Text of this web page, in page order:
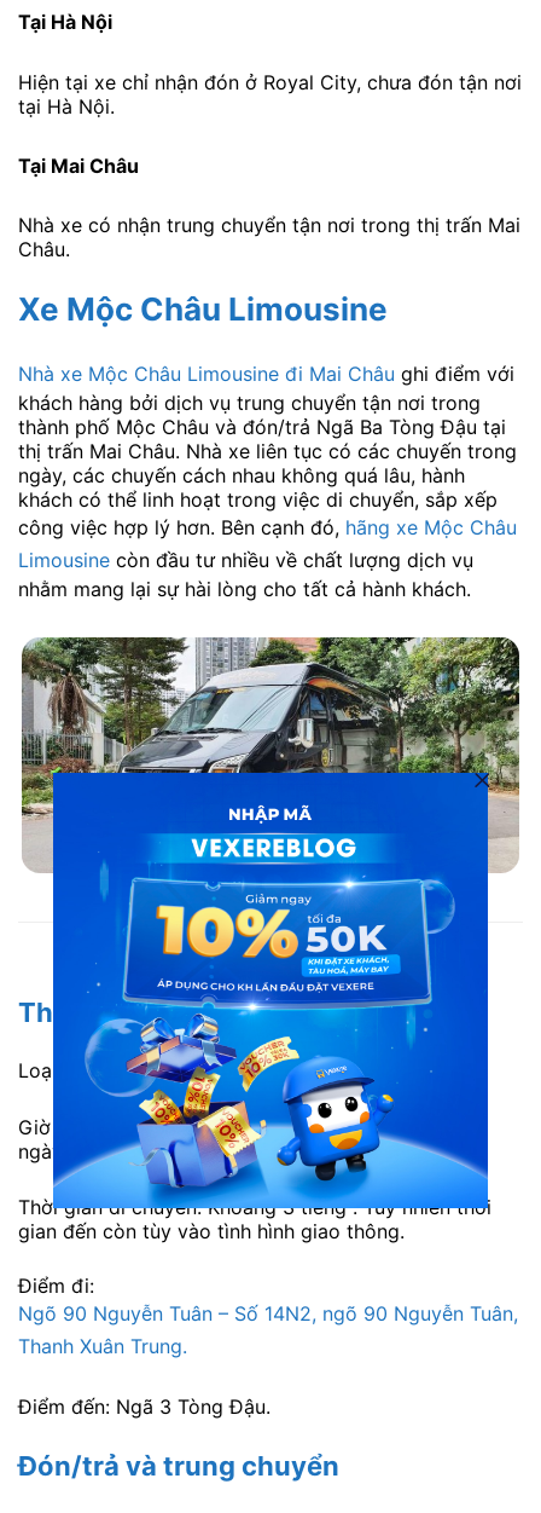
Tại Hà Nội
Hiện tại xe chỉ nhận đón ở Royal City, chưa đón tận nơi
tại Hà Nội.
Tại Mai Châu
Nhà xe có nhận trung chuyển tận nơi trong thị trấn Mai
Châu.
Xe Mộc Châu Limousine
Nhà xe Mộc Châu Limousine đi Mai Châu ghi điểm với
khách hàng bởi dịch vụ trung chuyển tận nơi trong
thành phố Mộc Châu và đón/trả Ngã Ba Tòng Đậu tại
thị trấn Mai Châu. Nhà xe liên tục có các chuyến trong
ngày, các chuyến cách nhau không quá lâu, hành
khách có thể linh hoạt trong việc di chuyển, sắp xếp
công việc hợp lý hơn. Bên cạnh đó, hãng xe Mộc Châu
Limousine còn đầu tư nhiều về chất lượng dịch vụ
nhằm mang lại sự hài lòng cho tất cả hành khách.
Xe Mộc Châu Limousine đi Mai Châu từ Hà Nội
Thông tin chi tiết
Loại xe: Limousine 9 chỗ.
Giờ xuất phát: 7h00, 9h00, 13h30 và 15h30 hàng
ngày.
Thời gian di chuyển: Khoảng 3 tiếng . Tuy nhiên thời
gian đến còn tùy vào tình hình giao thông.
Điểm đi:
Ngõ 90 Nguyễn Tuân – Số 14N2, ngõ 90 Nguyễn Tuân,
Thanh Xuân Trung.
Điểm đến: Ngã 3 Tòng Đậu.
Đón/trả và trung chuyển